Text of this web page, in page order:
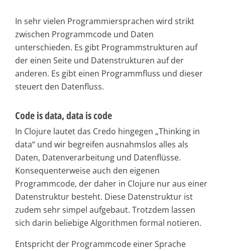
In sehr vielen Programmiersprachen wird strikt
zwischen Programmcode und Daten
unterschieden. Es gibt Programmstrukturen auf
der einen Seite und Datenstrukturen auf der
anderen. Es gibt einen Programmfluss und dieser
steuert den Datenfluss.
Code is data, data is code
In Clojure lautet das Credo hingegen „Thinking in
data“ und wir begreifen ausnahmslos alles als
Daten, Datenverarbeitung und Datenflüsse.
Konsequenterweise auch den eigenen
Programmcode, der daher in Clojure nur aus einer
Datenstruktur besteht. Diese Datenstruktur ist
zudem sehr simpel aufgebaut. Trotzdem lassen
sich darin beliebige Algorithmen formal notieren.
Entspricht der Programmcode einer Sprache